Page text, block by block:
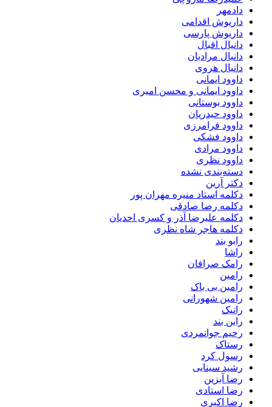
دادمهر
داریوش اقدامی
داریوش پارسی
دانیال اقبال
دانیال مرادیان
دانیال هروی
داوود ایمانی
داوود ایمانی و محسن امیری
داوود بوستانی
داوود حیدریان
داوود فرامرزی
داوود فشکی
داوود مرادی
داوود نظری
دسته‌بندی نشده
دکتر آرین
دکلمه استاد منیره مهران پور
دکلمه رضا صادقی
دکلمه علیرضا آذر و کسری احدیان
دکلمه هاجر شاه نظری
رابو بند
راشا
رامک صرافان
رامین
رامین بی باک
رامین شهورانی
رانیک
راین بند
رحیم جوانمردی
رستاک
رسول کرد
رشید سینایی
رضا آبزین
رضا استادی
رضا اکبری